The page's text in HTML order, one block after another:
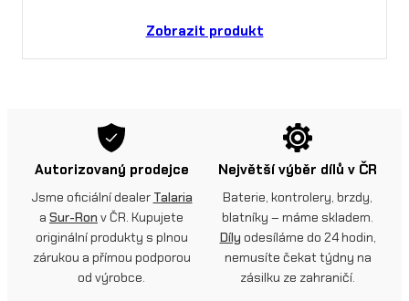
Zobrazit produkt
Autorizovaný prodejce
Jsme oficiální dealer Talaria
a Sur-Ron v ČR. Kupujete
originální produkty s plnou
zárukou a přímou podporou
od výrobce.
Největší výběr dílů v ČR
Baterie, kontrolery, brzdy,
blatníky – máme skladem.
Díly odesíláme do 24 hodin,
nemusíte čekat týdny na
zásilku ze zahraničí.